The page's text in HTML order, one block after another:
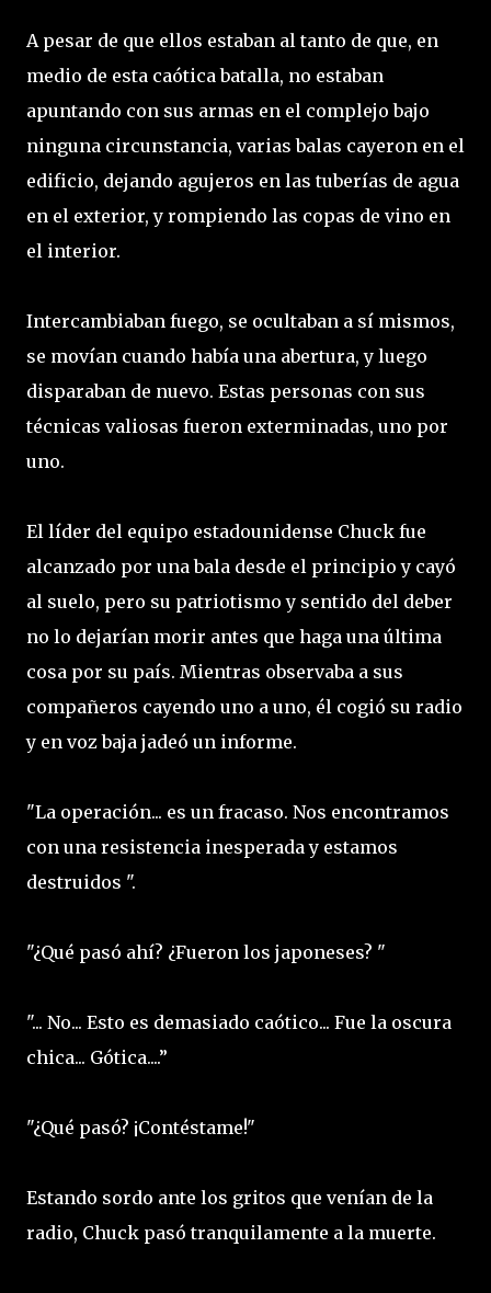
A pesar de que ellos estaban al tanto de que, en
medio de esta caótica batalla, no estaban
apuntando con sus armas en el complejo bajo
ninguna circunstancia, varias balas cayeron en el
edificio, dejando agujeros en las tuberías de agua
en el exterior, y rompiendo las copas de vino en
el interior.
Intercambiaban fuego, se ocultaban a sí mismos,
se movían cuando había una abertura, y luego
disparaban de nuevo. Estas personas con sus
técnicas valiosas fueron exterminadas, uno por
uno.
El líder del equipo estadounidense Chuck fue
alcanzado por una bala desde el principio y cayó
al suelo, pero su patriotismo y sentido del deber
no lo dejarían morir antes que haga una última
cosa por su país. Mientras observaba a sus
compañeros cayendo uno a uno, él cogió su radio
y en voz baja jadeó un informe.
"La operación... es un fracaso. Nos encontramos
con una resistencia inesperada y estamos
destruidos ".
"¿Qué pasó ahí? ¿Fueron los japoneses? "
"... No... Esto es demasiado caótico... Fue la oscura
chica... Gótica....”
"¿Qué pasó? ¡Contéstame!"
Estando sordo ante los gritos que venían de la
radio, Chuck pasó tranquilamente a la muerte.